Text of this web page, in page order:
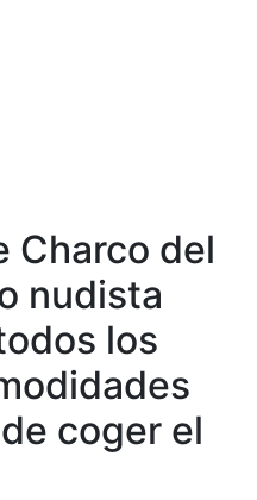
Charco del
nudista
los
coger el